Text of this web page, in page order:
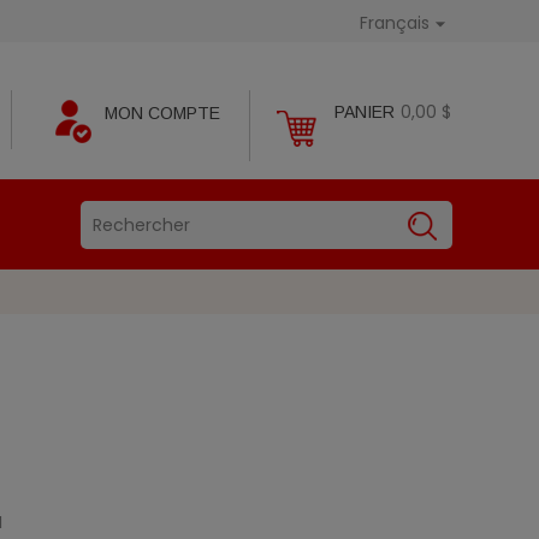
Français 
PANIER 0,00 $
MON COMPTE